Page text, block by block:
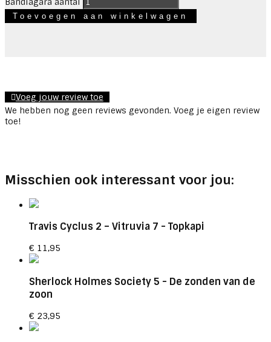
Toevoegen aan winkelwagen
Voeg jouw review toe
We hebben nog geen reviews gevonden. Voeg je eigen review
toe!
Misschien ook interessant voor jou:
Travis Cyclus 2 – Vitruvia 7 - Topkapi
€ 11,95
Sherlock Holmes Society 5 - De zonden van de
zoon
€ 23,95